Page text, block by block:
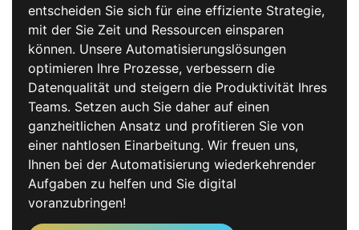
entscheiden Sie sich für eine effiziente Strategie,
mit der Sie Zeit und Ressourcen einsparen
können. Unsere Automatisierungslösungen
optimieren Ihre Prozesse, verbessern die
Datenqualität und steigern die Produktivität Ihres
Teams. Setzen auch Sie daher auf einen
ganzheitlichen Ansatz und profitieren Sie von
einer nahtlosen Einarbeitung. Wir freuen uns,
Ihnen bei der Automatisierung wiederkehrender
Aufgaben zu helfen und Sie digital
voranzubringen!